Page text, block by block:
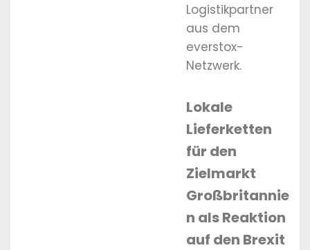
Logistikpartner
aus dem
everstox-
Netzwerk.
Lokale
Lieferketten
für den
Zielmarkt
Großbritannie
n als Reaktion
auf den Brexit